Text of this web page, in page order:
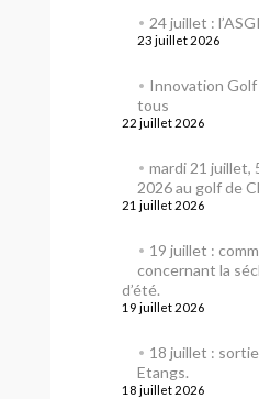
24 juillet :
23 juillet 2026
Innovation
tous
22 juillet 2026
mardi 21 juillet,
2026 au golf de
21 juillet 2026
19 juillet :
concernant la
d’été.
19 juillet 2026
18 juillet :
Etangs.
18 juillet 2026